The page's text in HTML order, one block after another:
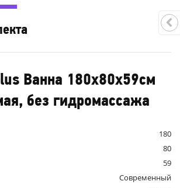
Ванна 180x80x59см
без гидромассажа
180
80
59
Современный